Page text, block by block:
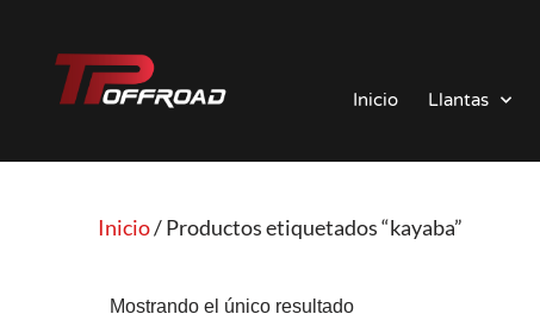
Saltar
Inicio Llantas
Inicio/ Productos etiquetados “kayaba”
Mostrando el único resultado